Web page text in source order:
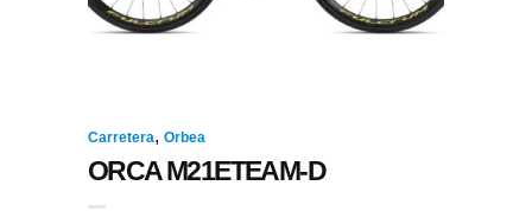
Carretera, Orbea
ORCA M21ETEAM-D